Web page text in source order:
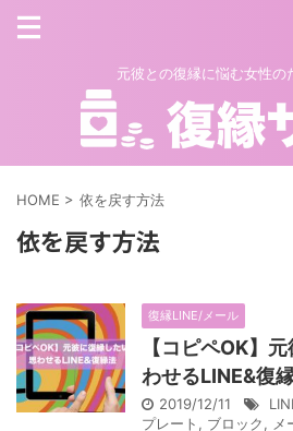
元彼との復縁に悩む女性の
HOME > 依を戻す方法
依を戻す方法
復縁LINE/メール
【コピペOK】
わせるLINE&復
2019/12/11
プレート , ブロック, メ